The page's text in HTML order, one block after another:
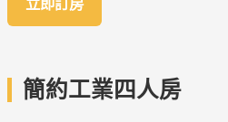
立即訂房
簡約工業四人房